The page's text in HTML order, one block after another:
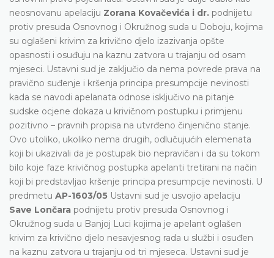
neosnovanu apelaciju Zorana Kovačevića i dr. podnijetu
protiv presuda Osnovnog i Okružnog suda u Doboju, kojima
su oglašeni krivim za krivično djelo izazivanja opšte
opasnosti i osuđuju na kaznu zatvora u trajanju od osam
mjeseci. Ustavni sud je zaključio da nema povrede prava na
pravično suđenje i kršenja principa presumpcije nevinosti
kada se navodi apelanata odnose isključivo na pitanje
sudske ocjene dokaza u krivičnom postupku i primjenu
pozitivno – pravnih propisa na utvrđeno činjenično stanje.
Ovo utoliko, ukoliko nema drugih, odlučujućih elemenata
koji bi ukazivali da je postupak bio nepravičan i da su tokom
bilo koje faze krivičnog postupka apelanti tretirani na način
koji bi predstavljao kršenje principa presumpcije nevinosti. U
predmetu AP-1603/05 Ustavni sud je usvojio apelaciju
Save Lončara podnijetu protiv presuda Osnovnog i
Okružnog suda u Banjoj Luci kojima je apelant oglašen
krivim za krivično djelo nesavjesnog rada u službi i osuđen
na kaznu zatvora u trajanju od tri mjeseca. Ustavni sud je